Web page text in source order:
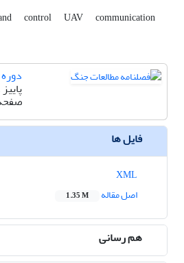
control UAV communication
دوره 4، شماره 14
پاییز 1401
فایل ها
اصل مقاله
1.35 M
هم رسانی